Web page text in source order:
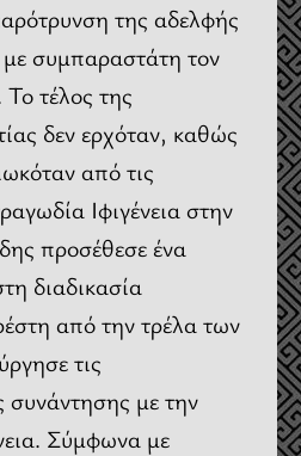
της αδελφής
συμπαραστάτη τον
τέλος της
δεν ερχόταν, καθώς
από τις
Ιφιγένεια στην
προσέθεσε ένα
διαδικασία
από την τρέλα των
τις
συνάντησης με την
Σύμφωνα με